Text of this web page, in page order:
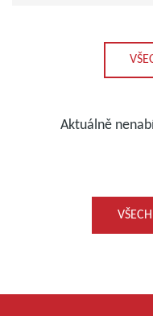
Aktuálně